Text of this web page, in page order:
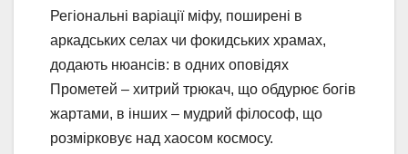
Регіональні варіації міфу, поширені в
аркадських селах чи фокидських храмах,
додають нюансів: в одних оповідях
Прометей – хитрий трюкач, що обдурює богів
жартами, в інших – мудрий філософ, що
розмірковує над хаосом космосу.